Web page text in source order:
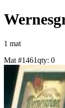
1 mat
Mat #1461qty: 0